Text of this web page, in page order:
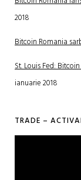
2018
Bitcoin Romania
St. Louis Fed:
ianuarie 2018
TRADE –